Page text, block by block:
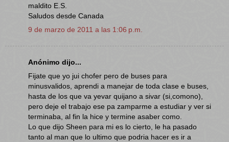
maldito E.S.
Saludos desde Canada
9 de marzo de 2011 a las 1:06 p.m.
Anónimo dijo...
Fijate que yo jui chofer pero de buses para
minusvalidos, aprendi a manejar de toda clase e buses,
hasta de los que va yevar quijano a sivar (si,comono),
pero deje el trabajo ese pa zamparme a estudiar y ver si
terminaba, al fin la hice y termine asaber como.
Lo que dijo Sheen para mi es lo cierto, le ha pasado
tanto al man que lo ultimo que podria hacer es ir a